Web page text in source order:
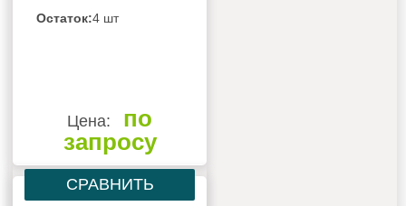
Остаток:4 шт
Цена:
по
запросу
СРАВНИТЬ